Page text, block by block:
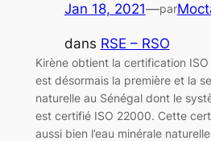
Jan 18, 2021—par
dans RSE – RSO
Kirène obtient la certification
est désormais la première et la
naturelle au Sénégal dont le
est certifié ISO 22000. Cette
aussi bien l’eau minérale